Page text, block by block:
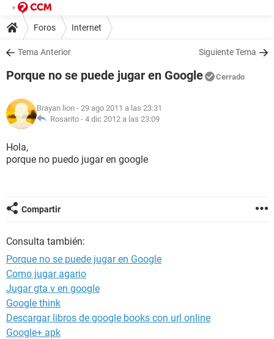
Foros Internet
Tema Anterior Siguiente Tema
Porque no se puede jugar en Google Cerrado
Brayan lion - 29 ago 2011 a las 23:31
Rosarito - 4 dic 2012 a las 23:09
Hola,
porque no puedo jugar en google
Compartir
Consulta también:
Porque no se puede jugar en Google
Como jugar agario
Jugar gta v en google
Google think
Descargar libros de google books con url online
Google+ apk